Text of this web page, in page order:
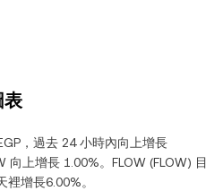
表
，過去 24 小時內向上增長
向上增長 1.00%。FLOW (FLOW) 目
增長6.00%。